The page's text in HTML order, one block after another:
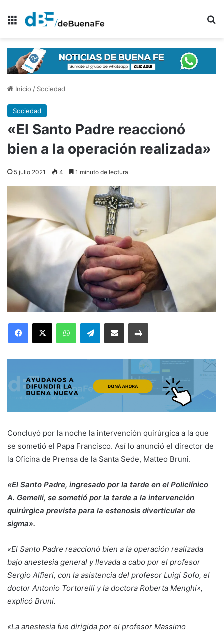
Menú
Inicio / Sociedad
Sociedad
«El Santo Padre reaccionó
bien a la operación realizada»
5 julio 2021 4 1 minuto de lectura
Telegram
Concluyó por la noche la intervención quirúrgica a la que
se sometió el Papa Francisco. Así lo anunció el director de
la Oficina de Prensa de la Santa Sede, Matteo Bruni.
«El Santo Padre, ingresado por la tarde en el Policlínico
A. Gemelli, se sometió por la tarde a la intervención
quirúrgica prevista para la estenosis diverticular de
sigma».
«El Santo Padre reaccionó bien a la operación realizada
bajo anestesia general y llevada a cabo por el profesor
Sergio Alfieri, con la asistencia del profesor Luigi Sofo, el
doctor Antonio Tortorelli y la doctora Roberta Menghi»,
explicó Bruni.
«La anestesia fue dirigida por el profesor Massimo